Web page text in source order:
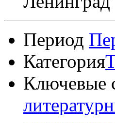
Период
Категория
Ключевые